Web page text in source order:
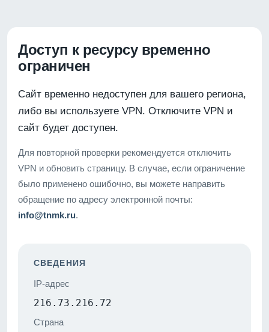
Доступ к ресурсу временно
ограничен
Сайт временно недоступен для вашего региона,
либо вы используете VPN. Отключите VPN и
сайт будет доступен.
Для повторной проверки рекомендуется отключить
VPN и обновить страницу. В случае, если ограничение
было применено ошибочно, вы можете направить
обращение по адресу электронной почты:
info@tnmk.ru.
СВЕДЕНИЯ
IP-адрес
216.73.216.72
Страна